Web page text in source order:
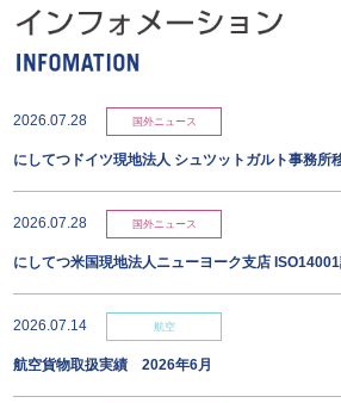
2026.07.28 国外ニュース
にしてつドイツ現地法人 シュツットガルト事務所
2026.07.28 国外ニュース
にしてつ米国現地法人ニューヨーク支店
2026.07.14 航空
航空貨物取扱実績 2026年6月